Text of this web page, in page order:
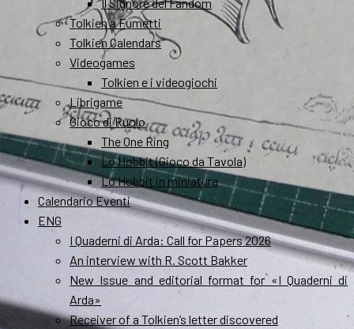
Tolkien a Fumetti
Tolkien Calendars
Videogames
Tolkien e i videogiochi
Librigame
Gioco di Ruolo
The One Ring
Lo Hobbit (Gioco da Tavola)
Lo Hobbit in miniatura
Calendario Eventi
ENG
I Quaderni di Arda: Call for Papers 2026
An interview with R. Scott Bakker
New Issue and editorial format for «I Quaderni di
Arda»
Receiver of a Tolkien’s letter discovered